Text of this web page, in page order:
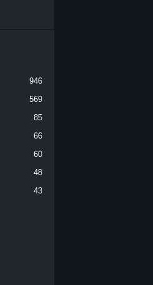
946
569
85
66
60
48
43